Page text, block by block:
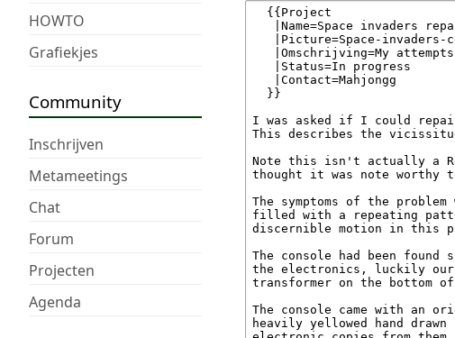
HOWTO
Grafiekjes
Community
Inschrijven
Metameetings
Chat
Forum
Projecten
Agenda